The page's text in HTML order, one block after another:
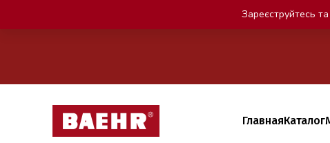
ГлавнаяКаталог
Зареєструйтесь